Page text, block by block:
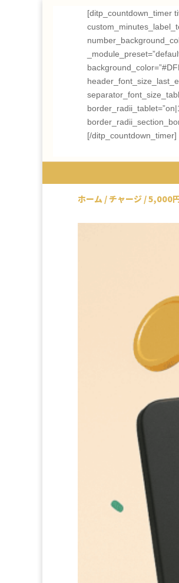
[ditp_countdown_timer
[/ditp_countdown_timer]
ホーム / チャージ / 5,000